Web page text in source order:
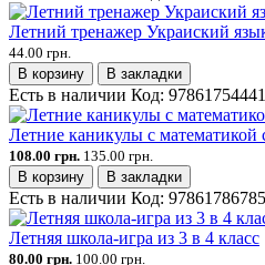
Летний тренажер Украиский
44.00 грн.
В корзину
В закладки
Есть в наличии Код:
Летние каникулы с математикой
108.00 грн. 135.00 грн.
В корзину
В закладки
Есть в наличии Код:
Летняя школа-игра из 3 в 4 класс
80.00 грн. 100.00 грн.